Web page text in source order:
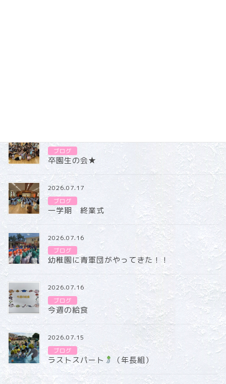
ブログ
卒園生の会★
2026.07.17
ブログ
一学期 終業式
2026.07.16
ブログ
幼稚園に青軍団がやってきた！！
2026.07.16
ブログ
今週の給食
2026.07.15
ブログ
ラストスパート （年長組）